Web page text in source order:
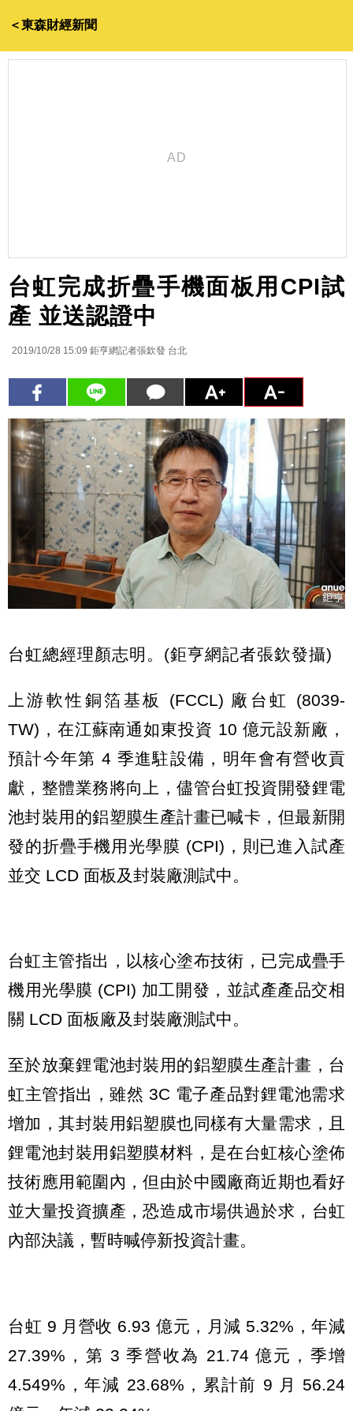
＜東森財經新聞
台虹完成折疊手機面板用CPI試
產 並送認證中
2019/10/28 15:09 鉅亨網記者張欽發 台北
台虹總經理顏志明。(鉅亨網記者張欽發攝)
上游軟性銅箔基板 (FCCL) 廠台虹 (8039-
TW)，在江蘇南通如東投資 10 億元設新廠，
預計今年第 4 季進駐設備，明年會有營收貢
獻，整體業務將向上，儘管台虹投資開發鋰電
池封裝用的鋁塑膜生產計畫已喊卡，但最新開
發的折疊手機用光學膜 (CPI)，則已進入試產
並交 LCD 面板及封裝廠測試中。
台虹主管指出，以核心塗布技術，已完成疊手
機用光學膜 (CPI) 加工開發，並試產產品交相
關 LCD 面板廠及封裝廠測試中。
至於放棄鋰電池封裝用的鋁塑膜生產計畫，台
虹主管指出，雖然 3C 電子產品對鋰電池需求
增加，其封裝用鋁塑膜也同樣有大量需求，且
鋰電池封裝用鋁塑膜材料，是在台虹核心塗佈
技術應用範圍內，但由於中國廠商近期也看好
並大量投資擴產，恐造成市場供過於求，台虹
內部決議，暫時喊停新投資計畫。
台虹 9 月營收 6.93 億元，月減 5.32%，年減
27.39%，第 3 季營收為 21.74 億元，季增
4.549%，年減 23.68%，累計前 9 月 56.24